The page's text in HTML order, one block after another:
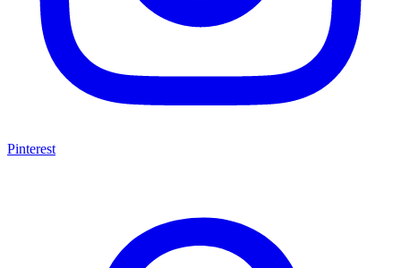
Pinterest